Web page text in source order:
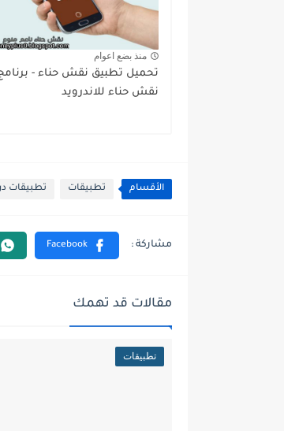
منذ بضع اعوام
تحميل تطبيق نقش حناء -
نقش حناء للاندرويد
الأقسام تطبيقات تطبيقات
مقالات قد تهمك
تطبيقات